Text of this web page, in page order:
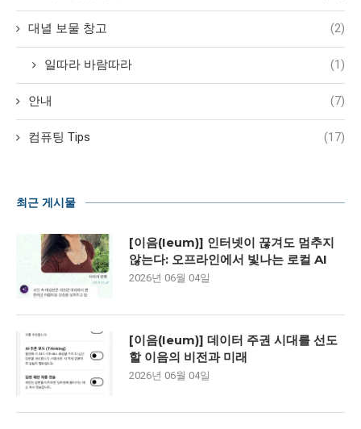
대녈 보물 창고 (2)
일따라 바람따라 (1)
안내 (7)
컴퓨팅 Tips (17)
최근 게시물
[이음(Ieum)] 인터넷이 끊겨도 멈추지
않는다: 오프라인에서 빛나는 로컬 AI
2026년 06월 04일
[이음(Ieum)] 데이터 주권 시대를 선도
할 이음의 비전과 미래
2026년 06월 04일